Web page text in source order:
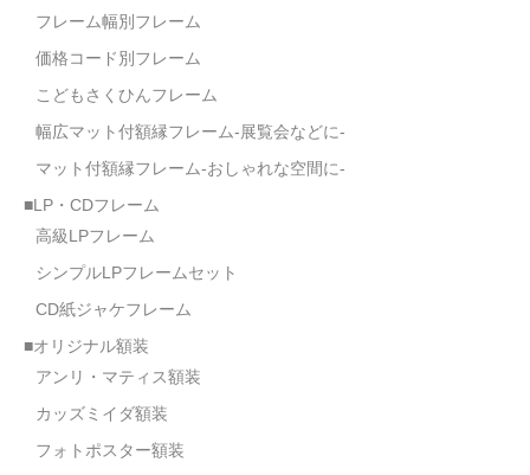
フレーム幅別フレーム
価格コード別フレーム
こどもさくひんフレーム
幅広マット付額縁フレーム-展覧会などに-
マット付額縁フレーム-おしゃれな空間に-
■LP・CDフレーム
高級LPフレーム
シンプルLPフレームセット
CD紙ジャケフレーム
■オリジナル額装
アンリ・マティス額装
カッズミイダ額装
フォトポスター額装